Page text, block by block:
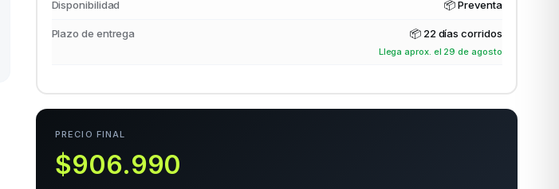
Disponibilidad 📦 Preventa
Plazo de entrega 📦 22 días corridos
Llega aprox. el 29 de agosto
PRECIO FINAL
$906.990